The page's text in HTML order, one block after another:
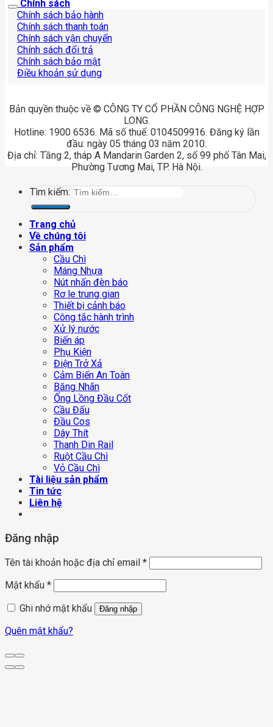
Chính sách
Chính sách bảo hành
Chính sách thanh toán
Chính sách vận chuyển
Chính sách đổi trả
Chính sách bảo mật
Điều khoản sử dụng
Bản quyền thuộc về © CÔNG TY CỔ PHẦN CÔNG NGHỆ HỢP
LONG.
Hotline: 1900 6536. Mã số thuế: 0104509916. Đăng ký lần
đầu: ngày 05 tháng 03 năm 2010.
Địa chỉ: Tầng 2, tháp A Mandarin Garden 2, số 99 phố Tân Mai,
Phường Tương Mai, TP. Hà Nội.
Tìm kiếm:
Trang chủ
Về chúng tôi
Sản phẩm
Cầu Chì
Máng Nhựa
Nút nhấn đèn báo
Rơ le trung gian
Thiết bị cảnh báo
Công tắc hành trình
Xử lý nước
Biến áp
Phụ Kiện
Điện Trở Xả
Cảm Biến An Toàn
Băng Nhãn
Ống Lồng Đầu Cốt
Cầu Đấu
Đầu Cos
Dây Thít
Thanh Din Rail
Ruột Cầu Chì
Vỏ Cầu Chì
Tài liệu sản phẩm
Tin tức
Liên hệ
Đăng nhập
Tên tài khoản hoặc địa chỉ email *
Mật khẩu *
Ghi nhớ mật khẩu
Đăng nhập
Quên mật khẩu?